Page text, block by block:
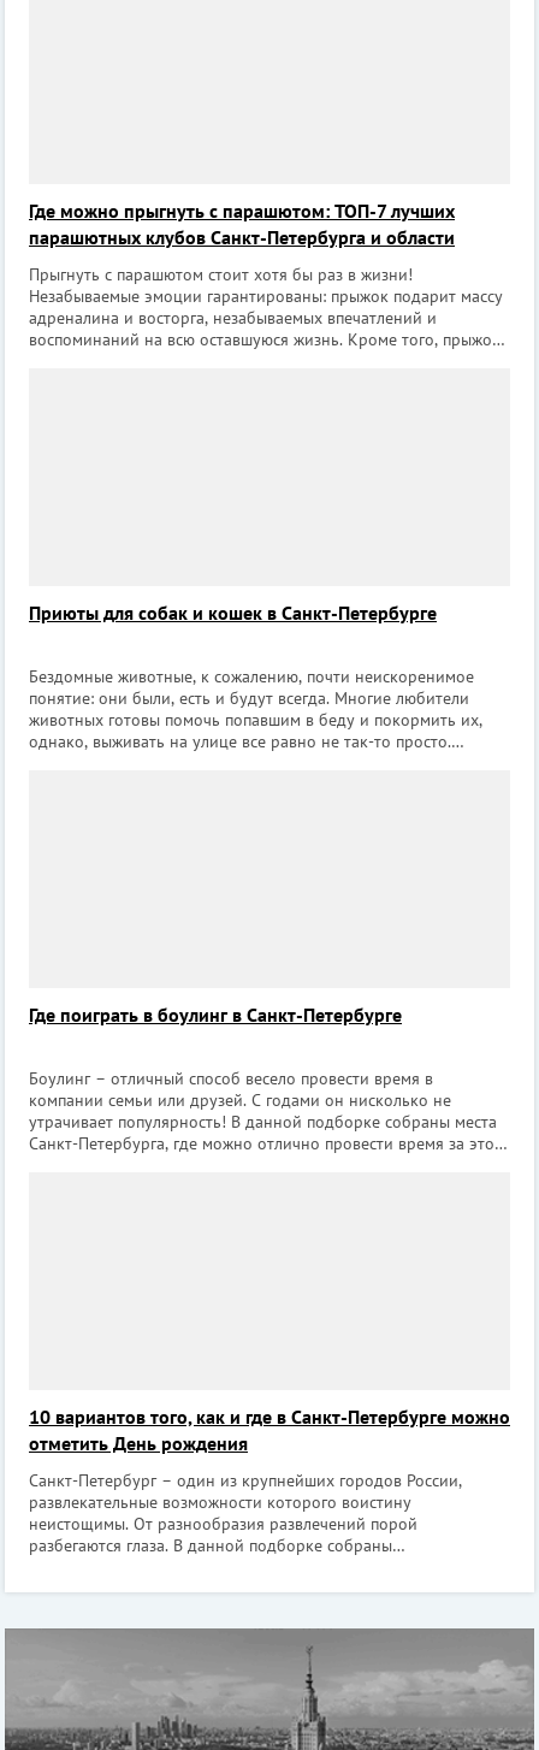
Где можно прыгнуть с парашютом: ТОП-7 лучших
парашютных клубов Санкт-Петербурга и области
Прыгнуть с парашютом стоит хотя бы раз в жизни!
Незабываемые эмоции гарантированы: прыжок подарит массу
адреналина и восторга, незабываемых впечатлений и
воспоминаний на всю оставшуюся жизнь. Кроме того, прыжок
Приюты для собак и кошек в Санкт-Петербурге
Бездомные животные, к сожалению, почти неискоренимое
понятие: они были, есть и будут всегда. Многие любители
животных готовы помочь попавшим в беду и покормить их,
однако, выживать на улице все равно не так-то просто.
Где поиграть в боулинг в Санкт-Петербурге
Боулинг – отличный способ весело провести время в
компании семьи или друзей. С годами он нисколько не
утрачивает популярность! В данной подборке собраны места
Санкт-Петербурга, где можно отлично провести время за этой
10 вариантов того, как и где в Санкт-Петербурге можно
отметить День рождения
Санкт-Петербург – один из крупнейших городов России,
развлекательные возможности которого воистину
неистощимы. От разнообразия развлечений порой
разбегаются глаза. В данной подборке собраны
рождения компанией друзей или в тесном семейном кругу,